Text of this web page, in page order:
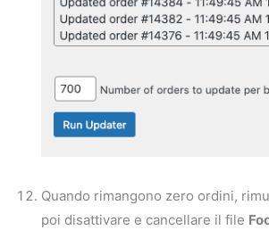
Quando rimangono zero ordini,
poi disattivare e cancellare il file